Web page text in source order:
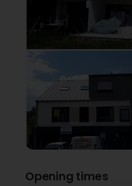
Opening times